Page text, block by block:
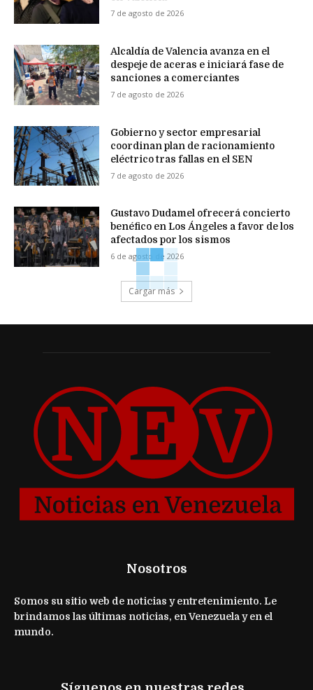
7 de agosto de 2026
Alcaldía de Valencia avanza en el
despeje de aceras e iniciará fase de
sanciones a comerciantes
7 de agosto de 2026
Gobierno y sector empresarial
coordinan plan de racionamiento
eléctrico tras fallas en el SEN
7 de agosto de 2026
Gustavo Dudamel ofrecerá concierto
benéfico en Los Ángeles a favor de los
afectados por los sismos
6 de agosto de 2026
Cargar más
Nosotros
Somos su sitio web de noticias y entretenimiento. Le
brindamos las últimas noticias, en Venezuela y en el
mundo.